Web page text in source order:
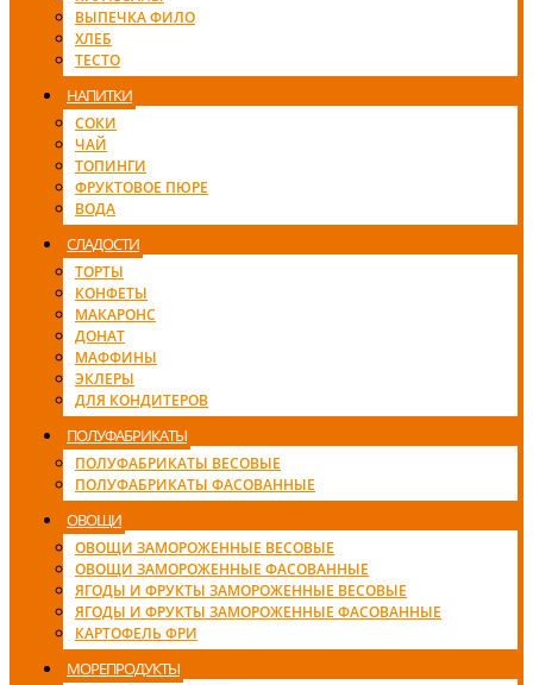
ВЫПЕЧКА ФИЛО
ХЛЕБ
ТЕСТО
НАПИТКИ
СОКИ
ЧАЙ
ТОПИНГИ
ФРУКТОВОЕ ПЮРЕ
ВОДА
СЛАДОСТИ
ТОРТЫ
КОНФЕТЫ
МАКАРОНС
ДОНАТ
МАФФИНЫ
ЭКЛЕРЫ
ДЛЯ КОНДИТЕРОВ
ПОЛУФАБРИКАТЫ
ПОЛУФАБРИКАТЫ ВЕСОВЫЕ
ПОЛУФАБРИКАТЫ ФАСОВАННЫЕ
ОВОЩИ
ОВОЩИ ЗАМОРОЖЕННЫЕ ВЕСОВЫЕ
ОВОЩИ ЗАМОРОЖЕННЫЕ ФАСОВАННЫЕ
ЯГОДЫ И ФРУКТЫ ЗАМОРОЖЕННЫЕ ВЕСОВЫЕ
ЯГОДЫ И ФРУКТЫ ЗАМОРОЖЕННЫЕ ФАСОВАННЫЕ
КАРТОФЕЛЬ ФРИ
МОРЕПРОДУКТЫ